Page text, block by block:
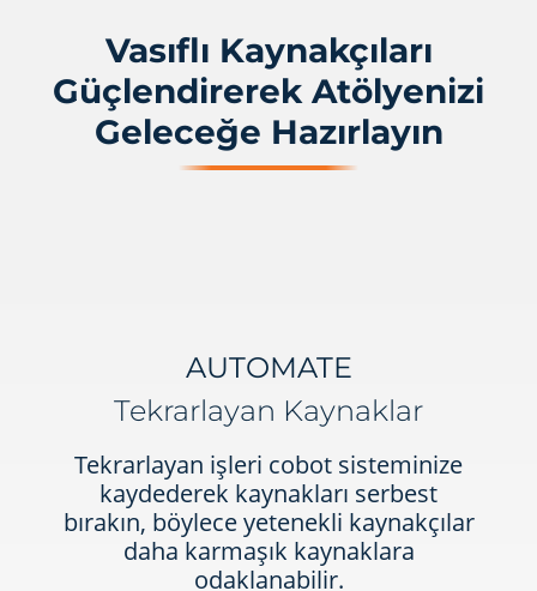
Vasıflı Kaynakçıları
Güçlendirerek Atölyenizi
Geleceğe Hazırlayın
AUTOMATE
Tekrarlayan Kaynaklar
Tekrarlayan işleri cobot sisteminize
kaydederek kaynakları serbest
bırakın, böylece yetenekli kaynakçılar
daha karmaşık kaynaklara
odaklanabilir.